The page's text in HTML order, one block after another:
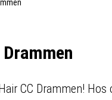
CC Drammen!